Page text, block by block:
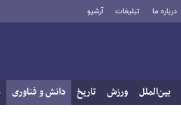
درباره ما تبلیغات آرشیو
بین‌الملل ورزش تاریخ دانش و فناوری